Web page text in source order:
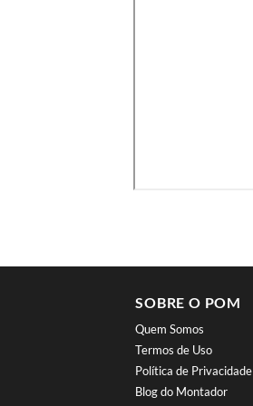
SOBRE O POM
Quem Somos
Termos de Uso
Política de Privacidade
Blog do Montador